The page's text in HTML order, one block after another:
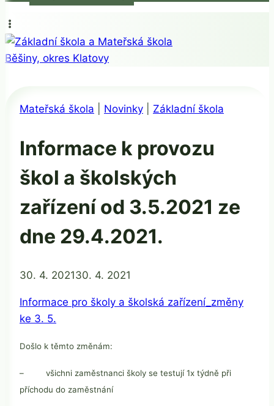
Mateřská škola Novinky Základní škola
Informace k provozu
škol a školských
zařízení od 3.5.2021 ze
dne 29.4.2021.
OdMgr.
Žatková
30. 4. 202130. 4. 2021
Informace pro školy a školská zařízení_změny
ke 3. 5.
Došlo k těmto změnám:
– všichni zaměstnanci školy se testují 1x týdně při
příchodu do zaměstnání